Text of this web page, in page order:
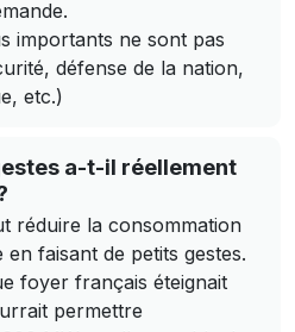
importants ne sont pas
défense de la nation,
etc.)
a-t-il réellement
réduire la consommation
faisant de petits gestes.
foyer français éteignait
permettre